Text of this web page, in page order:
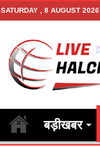
SATURDAY , 8 AUGUST 2026
बड़ीखबर